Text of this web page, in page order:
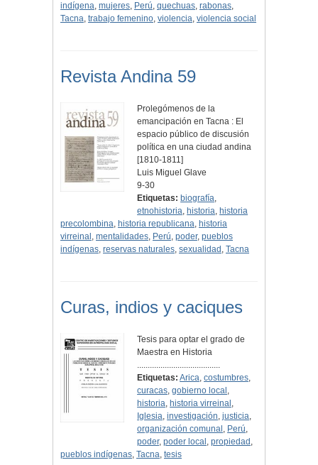
indígena, mujeres, Perú, quechuas, rabonas,
Tacna, trabajo femenino, violencia, violencia social
Revista Andina 59
Prolegómenos de la
emancipación en Tacna : El
espacio público de discusión
política en una ciudad andina
[1810-1811]
Luis Miguel Glave
9-30
Etiquetas: biografía,
etnohistoria, historia, historia
precolombina, historia republicana, historia
virreinal , mentalidades, Perú, poder, pueblos
indígenas, reservas naturales, sexualidad , Tacna
Curas, indios y caciques
Tesis para optar el grado de
Maestra en Historia
.......................................
Etiquetas: Arica,costumbres,
curacas,gobierno local ,
historia, historia virreinal ,
Iglesia,investigación,justicia,
organización comunal , Perú,
poder,poder local ,propiedad ,
pueblos indígenas, Tacna, tesis